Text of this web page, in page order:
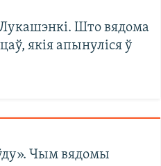
Што вядома
якія апынуліся ў
Чым вядомы